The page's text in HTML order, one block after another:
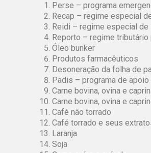
Perse – programa
Recap – regime especial
Reidi – regime especial
Reporto – regime tributário
Óleo bunker
Produtos farmacêuticos
Desoneração da folha de
Padis – programa de
Carne bovina, ovina e
Carne bovina, ovina e
Café não torrado
Café torrado e seus
Laranja
Soja